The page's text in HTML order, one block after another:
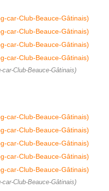
Club-Beauce-Gâtinais)
Club-Beauce-Gâtinais)